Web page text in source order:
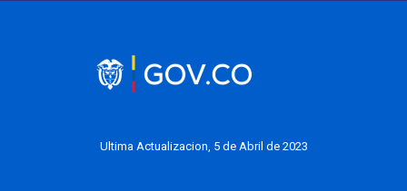
Ultima Actualizacion, 5 de Abril de 2023